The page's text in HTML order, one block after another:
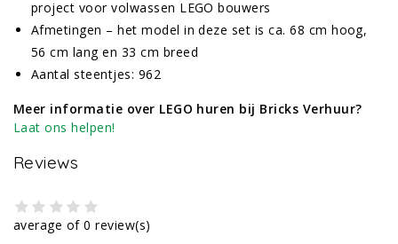
project voor volwassen LEGO bouwers
Afmetingen – het model in deze set is ca. 68 cm hoog,
56 cm lang en 33 cm breed
Aantal steentjes: 962
Meer informatie over LEGO huren bij Bricks Verhuur?
Laat ons helpen!
Reviews
average of 0 review(s)